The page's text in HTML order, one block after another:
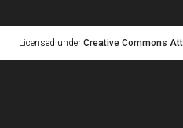
Licensed under Creative Commons